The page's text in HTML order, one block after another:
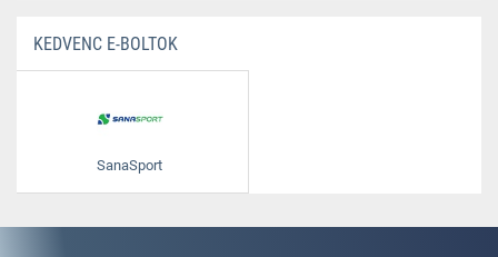
KEDVENC E-BOLTOK
SanaSport